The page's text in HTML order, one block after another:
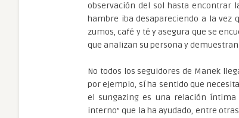
observación del sol hasta encontrar
hambre iba desapareciendo a la vez
zumos, café y té y asegura que se
que analizan su persona y
No todos los seguidores de Manek
por ejemplo, sí ha sentido que
el sungazing es una relación
interno” que la ha ayudado, entre